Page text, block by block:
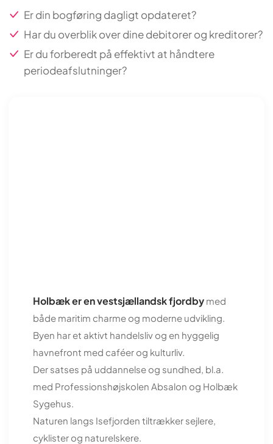
Er din bogføring dagligt opdateret?
Har du overblik over dine debitorer og kreditorer?
Er du forberedt på effektivt at håndtere
periodeafslutninger?
Holbæk er en vestsjællandsk fjordby med
både maritim charme og moderne udvikling.
Byen har et aktivt handelsliv og en hyggelig
havnefront med caféer og kulturliv.
Der satses på uddannelse og sundhed, bl.a.
med Professionshøjskolen Absalon og Holbæk
Sygehus.
Naturen langs Isefjorden tiltrækker sejlere,
cyklister og naturelskere.